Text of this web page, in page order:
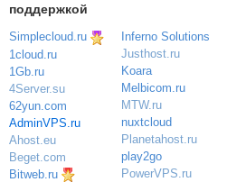
поддержкой
Simplecloud.ru
1cloud.ru
1Gb.ru
4Server.su
62yun.com
AdminVPS.ru
Ahost.eu
Beget.com
Bitweb.ru
Inferno Solutions
Justhost.ru
Koara
Melbicom.ru
MTW.ru
nuxtcloud
Planetahost.ru
play2go
PowerVPS.ru